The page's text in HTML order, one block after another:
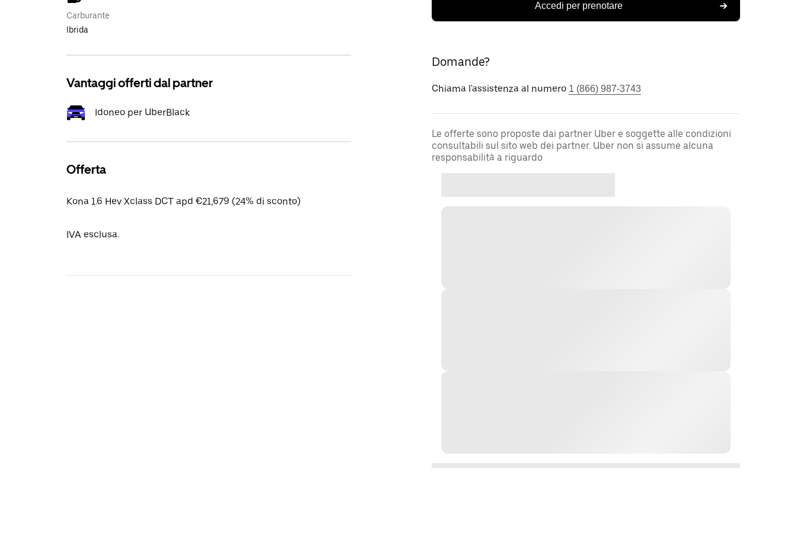
Carburante
Ibrida
Vantaggi offerti dal partner
Idoneo per UberBlack
Offerta
Kona 1.6 Hev Xclass DCT apd €21,679 (24% di sconto)
IVA esclusa.
Accedi per prenotare
Domande?
Chiama l'assistenza al numero 1 (866) 987-3743
Le offerte sono proposte dai partner Uber e soggette alle condizioni
consultabili sul sito web dei partner. Uber non si assume alcuna
responsabilità a riguardo